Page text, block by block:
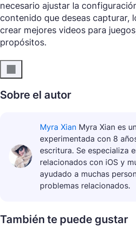
necesario ajustar la
contenido que deseas capturar,
crear mejores videos para
propósitos.
Sobre el autor
Myra Xian Myra Xian es
experimentada con 8
escritura. Se especializa
relacionados con iOS y
ayudado a muchas
problemas relacionados.
También te puede gustar